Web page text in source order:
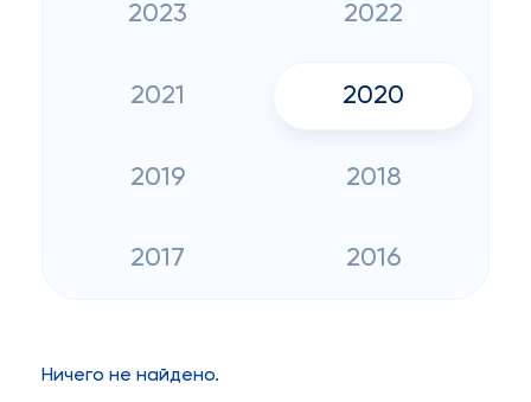
2023 2022
2021 2020
2019 2018
2017 2016
Ничего не найдено.